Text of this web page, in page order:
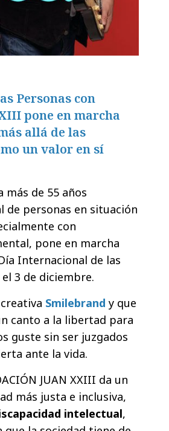
Personas con
pone en marcha
allá de las
un valor en sí
más de 55 años
de personas en situación
con
pone en marcha
Internacional de las
3 de diciembre.
Smilebrand y que
canto a la libertad para
guste sin ser juzgados
ante la vida.
JUAN XXIII da un
más justa e inclusiva,
intelectual,